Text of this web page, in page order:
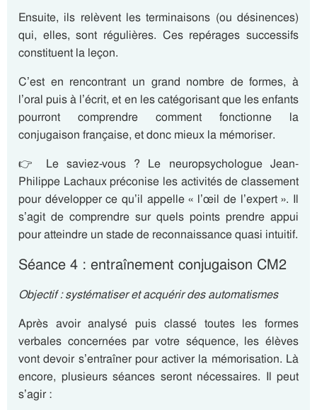
Ensuite, ils relèvent les terminaisons (ou désinences)
qui, elles, sont régulières. Ces repérages successifs
constituent la leçon.
C’est en rencontrant un grand nombre de formes, à
l’oral puis à l’écrit, et en les catégorisant que les enfants
pourront comprendre comment fonctionne la
conjugaison française, et donc mieux la mémoriser.
👉 Le saviez-vous ? Le neuropsychologue Jean-
Philippe Lachaux préconise les activités de classement
pour développer ce qu’il appelle « l’œil de l’expert ». Il
s’agit de comprendre sur quels points prendre appui
pour atteindre un stade de reconnaissance quasi intuitif.
Séance 4 : entraînement conjugaison CM2
Objectif : systématiser et acquérir des automatismes
Après avoir analysé puis classé toutes les formes
verbales concernées par votre séquence, les élèves
vont devoir s’entraîner pour activer la mémorisation. Là
encore, plusieurs séances seront nécessaires. Il peut
s’agir :